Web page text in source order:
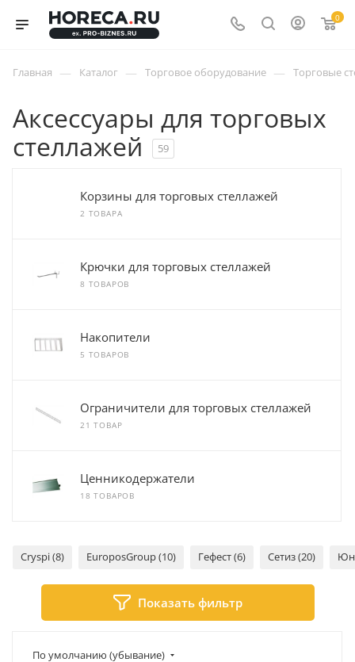
0
Главная — Каталог — Торговое оборудование — Торговые
Аксессуары для торговых
стеллажей
59
Корзины для торговых стеллажей
2 ТОВАРА
Крючки для торговых стеллажей
8 ТОВАРОВ
Накопители
5 ТОВАРОВ
Ограничители для торговых стеллажей
21 ТОВАР
Ценникодержатели
18 ТОВАРОВ
Cryspi (8) EuroposGroup (10) Гефест (6) Сетиз (20)
Показать фильтр
По умолчанию (убывание)